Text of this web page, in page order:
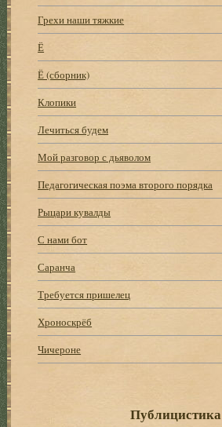
Грехи наши тяжкие
Ё
Ё (сборник)
Клопики
Лечиться будем
Мой разговор с дьяволом
Педагогическая поэма второго порядка
Рыцари кувалды
С нами бот
Саранча
Требуется пришелец
Хроноскрёб
Чичероне
Публицистика